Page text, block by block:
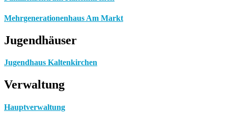
Mehrgenerationenhaus Am Markt
Jugendhäuser
Jugendhaus Kaltenkirchen
Verwaltung
Hauptverwaltung